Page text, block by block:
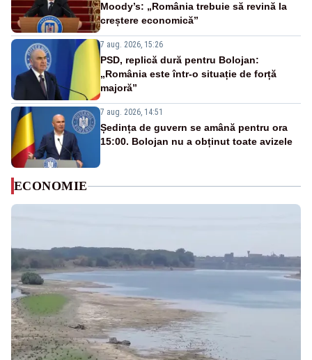
Moody’s: „România trebuie să revină la
creștere economică”
7 aug. 2026, 15:26
PSD, replică dură pentru Bolojan:
„România este într-o situație de forță
majoră”
7 aug. 2026, 14:51
Ședința de guvern se amână pentru ora
15:00. Bolojan nu a obținut toate avizele
ECONOMIE